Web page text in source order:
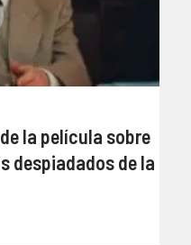
la película sobre
despiadados de la